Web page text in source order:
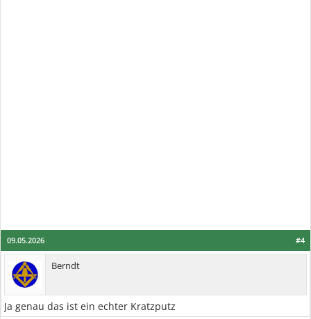
#4
09.05.2026
Berndt
Ja genau das ist ein echter Kratzputz